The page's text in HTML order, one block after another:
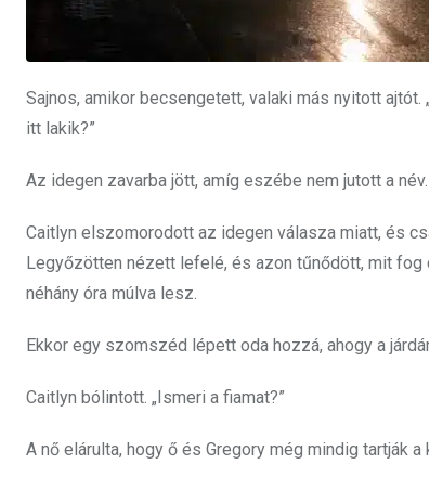
Sajnos, amikor becsengetett, valaki más nyitott ajtót.
itt lakik?”
Az idegen zavarba jött, amíg eszébe nem jutott a
Caitlyn elszomorodott az idegen válasza miatt, és
Legyőzötten nézett lefelé, és azon tűnődött, mit
néhány óra múlva lesz.
Ekkor egy szomszéd lépett oda hozzá, ahogy a
Caitlyn bólintott. „Ismeri a fiamat?”
A nő elárulta, hogy ő és Gregory még mindig tartják